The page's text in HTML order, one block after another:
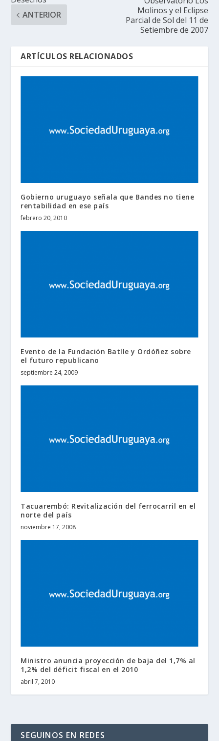
ANTERIOR
Molinos y el Eclipse
Parcial de Sol del 11 de
Setiembre de 2007
ARTÍCULOS RELACIONADOS
Gobierno uruguayo señala que Bandes no tiene
rentabilidad en ese país
febrero 20, 2010
Evento de la Fundación Batlle y Ordóñez sobre
el futuro republicano
septiembre 24, 2009
Tacuarembó: Revitalización del ferrocarril en el
norte del país
noviembre 17, 2008
Ministro anuncia proyección de baja del 1,7% al
1,2% del déficit fiscal en el 2010
abril 7, 2010
SEGUINOS EN REDES